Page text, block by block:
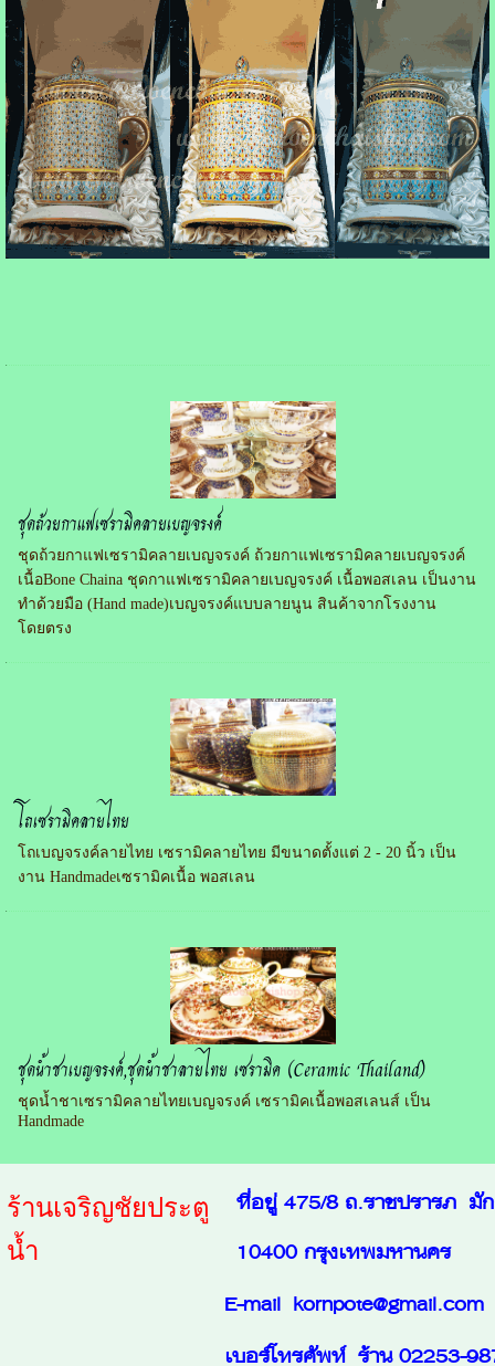
ชุดถ้วยกาแฟเซรามิคลายเบญจรงค์
ชุดถ้วยกาแฟเซรามิคลายเบญจรงค์ ถ้วยกาแฟเซรามิคลายเบญจรงค์
เนื้อBone Chaina ชุดกาแฟเซรามิคลายเบญจรงค์ เนื้อพอสเลน เป็นงาน
ทำด้วยมือ (Hand made)เบญจรงค์แบบลายนูน สินค้าจากโรงงาน
โดยตรง
โถเซรามิคลายไทย
โถเบญจรงค์ลายไทย เซรามิคลายไทย มีขนาดตั้งแต่ 2 - 20 นิ้ว เป็น
งาน Handmadeเซรามิคเนื้อ พอสเลน
ชุดน้ำชาเบญจรงค์,ชุดน้ำชาลายไทย เซรามิค (Ceramic Thailand)
ชุดน้ำชาเซรามิคลายไทยเบญจรงค์ เซรามิคเนื้อพอสเลนส์ เป็น
Handmade
ร้านเจริญชัยประตู
น้ำ
ที่อยู่ 475/8 ถ.ราชปรารภ มั
10400 กรุงเทพมหานคร
E-mail kornpote@gmail.com
เบอร์โทรศัพท์ ร้าน 02253-